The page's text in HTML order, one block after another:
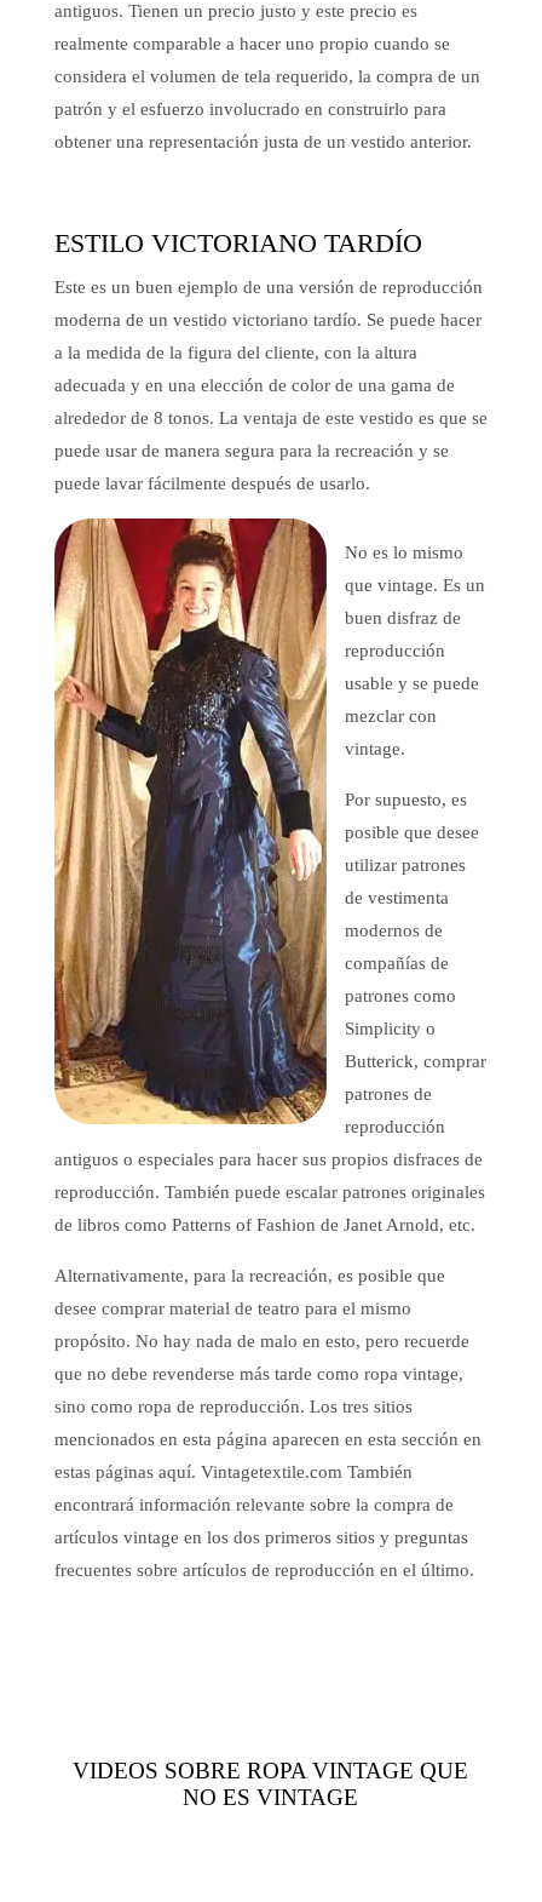
antiguos. Tienen un precio justo y este precio es
realmente comparable a hacer uno propio cuando se
considera el volumen de tela requerido, la compra de un
patrón y el esfuerzo involucrado en construirlo para
obtener una representación justa de un vestido anterior.
ESTILO VICTORIANO TARDÍO
Este es un buen ejemplo de una versión de reproducción
moderna de un vestido victoriano tardío. Se puede hacer
a la medida de la figura del cliente, con la altura
adecuada y en una elección de color de una gama de
alrededor de 8 tonos. La ventaja de este vestido es que se
puede usar de manera segura para la recreación y se
puede lavar fácilmente después de usarlo.
No es lo mismo
que vintage. Es un
buen disfraz de
reproducción
usable y se puede
mezclar con
vintage.
Por supuesto, es
posible que desee
utilizar patrones
de vestimenta
modernos de
compañías de
patrones como
Simplicity o
Butterick, comprar
patrones de
reproducción
antiguos o especiales para hacer sus propios disfraces de
reproducción. También puede escalar patrones originales
de libros como Patterns of Fashion de Janet Arnold, etc.
Alternativamente, para la recreación, es posible que
desee comprar material de teatro para el mismo
propósito. No hay nada de malo en esto, pero recuerde
que no debe revenderse más tarde como ropa vintage,
sino como ropa de reproducción. Los tres sitios
mencionados en esta página aparecen en esta sección en
estas páginas aquí. Vintagetextile.com También
encontrará información relevante sobre la compra de
artículos vintage en los dos primeros sitios y preguntas
frecuentes sobre artículos de reproducción en el último.
VIDEOS SOBRE ROPA VINTAGE QUE
NO ES VINTAGE